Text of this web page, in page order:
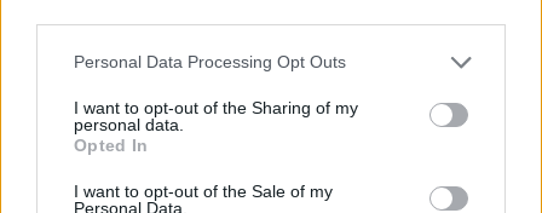
Personal Data Processing Opt Outs
I want to opt-out of the Sharing of my
personal data.
Opted In
I want to opt-out of the Sale of my
Personal Data.
Bol známy svojimi veľkolepými výšivkami, ktoré sa
toto rozhodnutie bolo schválené 3 mesiace pred
svadbou.